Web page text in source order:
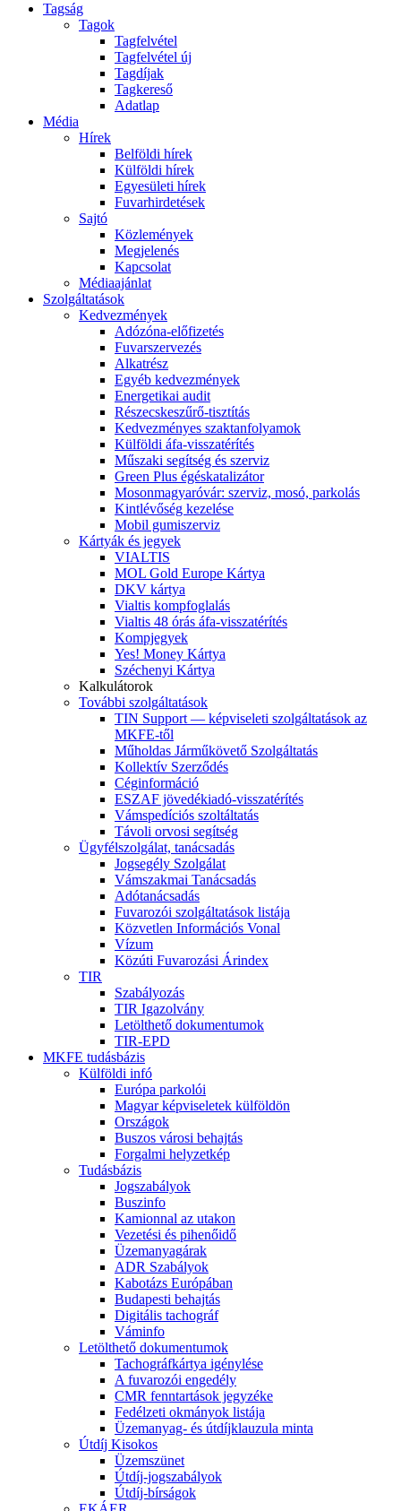
Tagság
Tagok
Tagfelvétel
Tagfelvétel új
Tagdíjak
Tagkereső
Adatlap
Média
Hírek
Belföldi hírek
Külföldi hírek
Egyesületi hírek
Fuvarhirdetések
Sajtó
Közlemények
Megjelenés
Kapcsolat
Médiaajánlat
Szolgáltatások
Kedvezmények
Adózóna-előfizetés
Fuvarszervezés
Alkatrész
Egyéb kedvezmények
Energetikai audit
Részecskeszűrő-tisztítás
Kedvezményes szaktanfolyamok
Külföldi áfa-visszatérítés
Műszaki segítség és szerviz
Green Plus égéskatalizátor
Mosonmagyaróvár: szerviz, mosó, parkolás
Kintlévőség kezelése
Mobil gumiszerviz
Kártyák és jegyek
VIALTIS
MOL Gold Europe Kártya
DKV kártya
Vialtis kompfoglalás
Vialtis 48 órás áfa-visszatérítés
Kompjegyek
Yes! Money Kártya
Széchenyi Kártya
Kalkulátorok
További szolgáltatások
TIN Support — képviseleti szolgáltatások az
MKFE-től
Műholdas Járműkövető Szolgáltatás
Kollektív Szerződés
Céginformáció
ESZAF jövedékiadó-visszatérítés
Vámspedíciós szoltáltatás
Távoli orvosi segítség
Ügyfélszolgálat, tanácsadás
Jogsegély Szolgálat
Vámszakmai Tanácsadás
Adótanácsadás
Fuvarozói szolgáltatások listája
Közvetlen Információs Vonal
Vízum
Közúti Fuvarozási Árindex
TIR
Szabályozás
TIR Igazolvány
Letölthető dokumentumok
TIR-EPD
MKFE tudásbázis
Külföldi infó
Európa parkolói
Magyar képviseletek külföldön
Országok
Buszos városi behajtás
Forgalmi helyzetkép
Tudásbázis
Jogszabályok
Buszinfo
Kamionnal az utakon
Vezetési és pihenőidő
Üzemanyagárak
ADR Szabályok
Kabotázs Európában
Budapesti behajtás
Digitális tachográf
Váminfo
Letölthető dokumentumok
Tachográfkártya igénylése
A fuvarozói engedély
CMR fenntartások jegyzéke
Fedélzeti okmányok listája
Üzemanyag- és útdíjklauzula minta
Útdíj Kisokos
Üzemszünet
Útdíj-jogszabályok
Útdíj-bírságok